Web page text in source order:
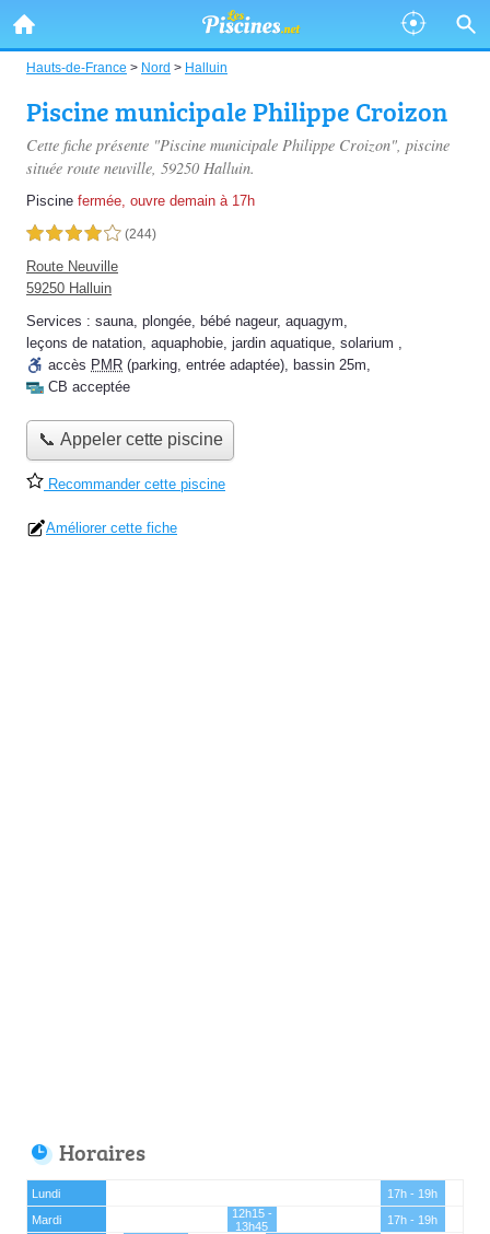
Hauts-de-France > Nord > Halluin
Piscine municipale Philippe Croizon
Cette fiche présente "Piscine municipale Philippe Croizon", piscine
située route neuville, 59250 Halluin.
Piscine fermée, ouvre demain à 17h
4,0 étoiles sur 5 (244)
Route Neuville
59250 Halluin
Services : sauna, plongée, bébé nageur, aquagym,
leçons de natation, aquaphobie, jardin aquatique, solarium ,
accès PMR (parking, entrée adaptée), bassin 25m,
CB acceptée
📞 Appeler cette piscine
Recommander cette piscine
Améliorer cette fiche
Horaires
Lundi
17h - 19h
Mardi
12h15 -
13h45
17h - 19h